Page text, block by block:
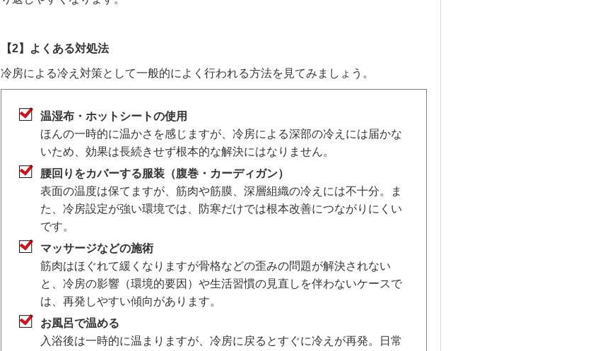
【2】よくある対処法
冷房による冷え対策として一般的によく行われる方法を見てみましょう。
温湿布・ホットシートの使用
ほんの一時的に温かさを感じますが、冷房による深部の冷えには届かな
いため、効果は長続きせず根本的な解決にはなりません。
腰回りをカバーする服装（腹巻・カーディガン）
表面の温度は保てますが、筋肉や筋膜、深層組織の冷えには不十分。ま
た、冷房設定が強い環境では、防寒だけでは根本改善につながりにくい
です。
マッサージなどの施術
筋肉はほぐれて緩くなりますが骨格などの歪みの問題が解決されない
と、冷房の影響（環境的要因）や生活習慣の見直しを伴わないケースで
は、再発しやすい傾向があります。
お風呂で温める
入浴後は一時的に温まりますが、冷房に戻るとすぐに冷えが再発。日常